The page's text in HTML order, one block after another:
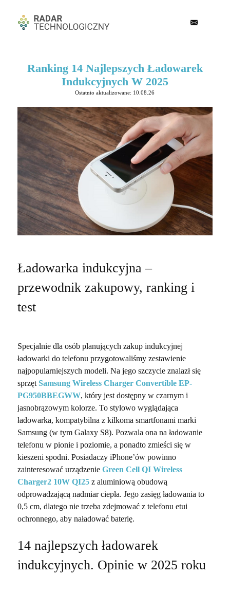
Ranking 14 Najlepszych Ładowarek
Indukcyjnych W 2025
Ostatnio aktualizowane: 10.08.26
Ładowarka indukcyjna –
przewodnik zakupowy, ranking i
test
Specjalnie dla osób planujących zakup indukcyjnej
ładowarki do telefonu przygotowaliśmy zestawienie
najpopularniejszych modeli. Na jego szczycie znalazł się
sprzęt Samsung Wireless Charger Convertible EP-
PG950BBEGWW, który jest dostępny w czarnym i
jasnobrązowym kolorze. To stylowo wyglądająca
ładowarka, kompatybilna z kilkoma smartfonami marki
Samsung (w tym Galaxy S8). Pozwala ona na ładowanie
telefonu w pionie i poziomie, a ponadto zmieści się w
kieszeni spodni. Posiadaczy iPhone’ów powinno
zainteresować urządzenie Green Cell QI Wireless
Charger2 10W QI25z aluminiową obudową
odprowadzającą nadmiar ciepła. Jego zasięg ładowania to
0,5 cm, dlatego nie trzeba zdejmować z telefonu etui
ochronnego, aby naładować baterię.
14 najlepszych ładowarek
indukcyjnych. Opinie w 2025 roku